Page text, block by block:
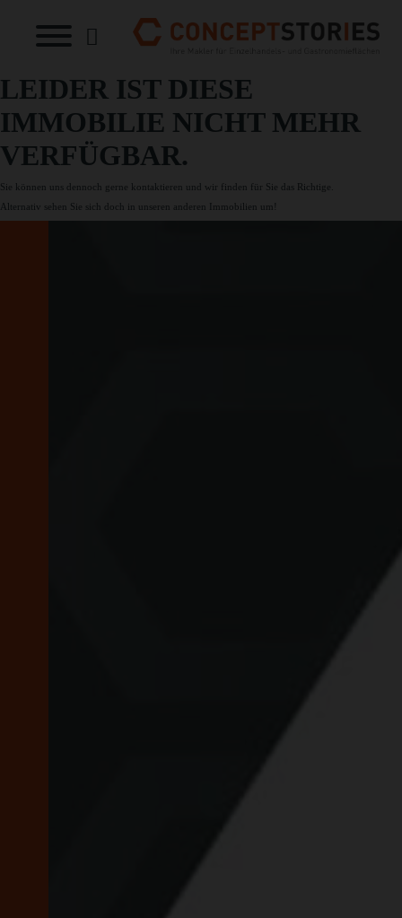
LEIDER IST DIESE
IMMOBILIE NICHT MEHR
VERFÜGBAR.
Sie können uns dennoch gerne kontaktieren
und wir finden für Sie das Richtige.
Alternativ sehen Sie sich doch in unseren
anderen Immobilien um!